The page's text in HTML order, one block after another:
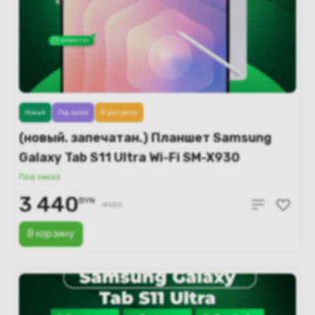
(новый. запечатан.) Планшет Samsung
Galaxy Tab S11 Ultra Wi-Fi SM-X930
12GB/512GB (серебристый)
Под заказ
В корзину
Новый Под заказ В рассрочку
3 440BYN 4130